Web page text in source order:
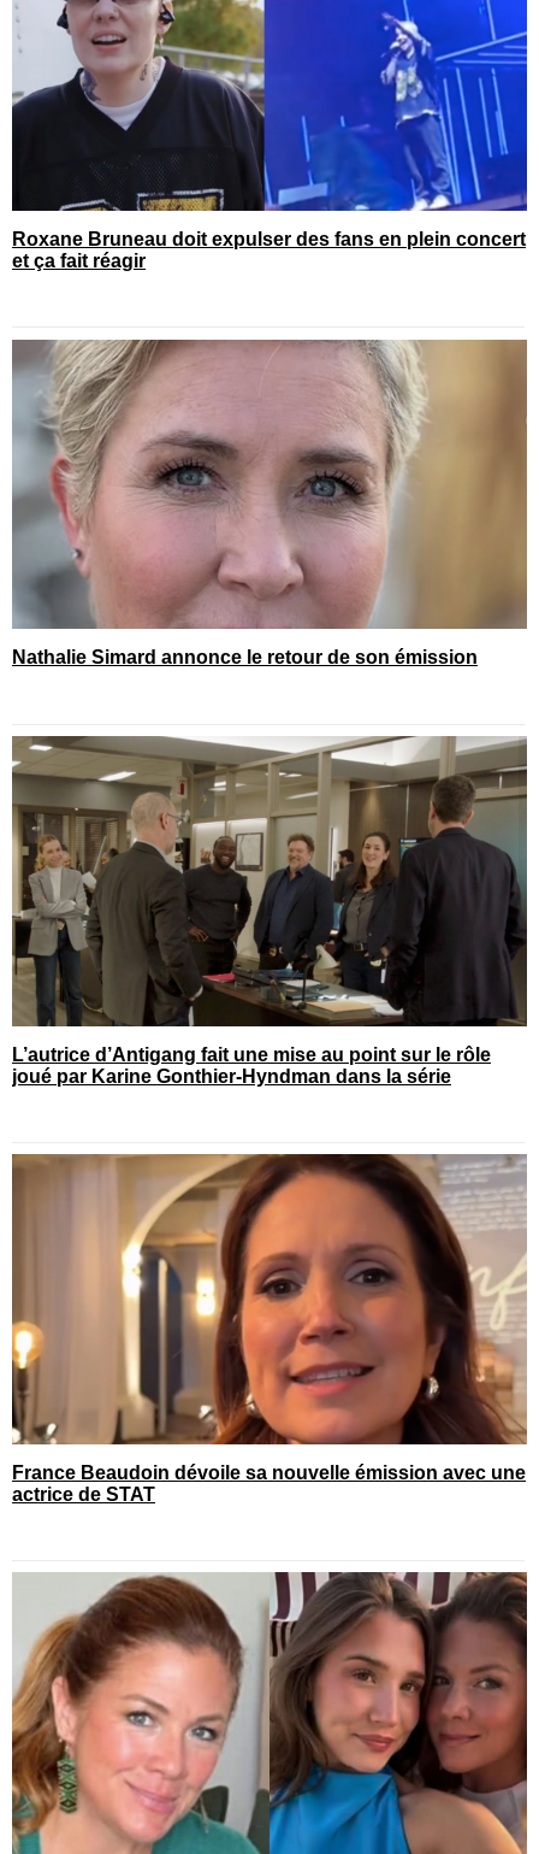
Roxane Bruneau doit expulser des fans en plein concert
et ça fait réagir
Nathalie Simard annonce le retour de son émission
L’autrice d’Antigang fait une mise au point sur le rôle
joué par Karine Gonthier-Hyndman dans la série
France Beaudoin dévoile sa nouvelle émission avec une
actrice de STAT